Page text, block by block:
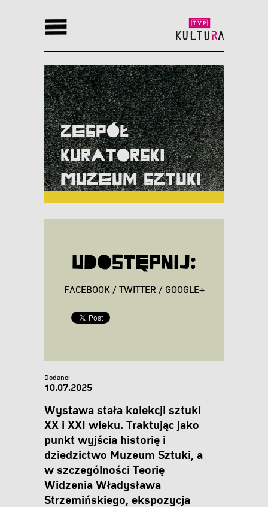
Zespół
kuratorski
Muzeum Sztuki
Udostępnij:
FACEBOOK / TWITTER / GOOGLE+
Wystawa stała kolekcji sztuki
XX i XXI wieku. Traktując jako
punkt wyjścia historię i
dziedzictwo Muzeum Sztuki, a
w szczególności Teorię
Widzenia Władysława
Strzemińskiego, ekspozycja
Dodano:
10.07.2025